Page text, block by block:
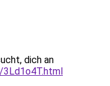
dich an